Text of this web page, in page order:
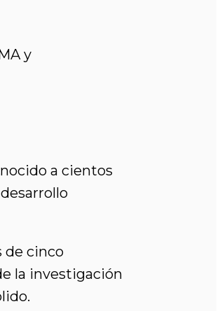
y
a cientos
de cinco
la investigación